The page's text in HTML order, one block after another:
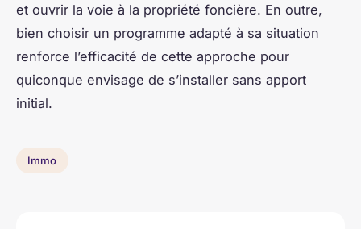
et ouvrir la voie à la propriété foncière. En outre,
bien choisir un programme adapté à sa situation
renforce l’efficacité de cette approche pour
quiconque envisage de s’installer sans apport
initial.
Immo